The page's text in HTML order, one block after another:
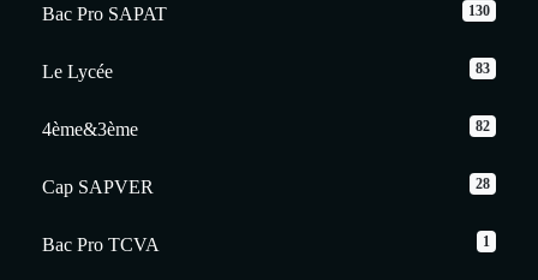
Bac Pro SAPAT 130
Le Lycée 83
4ème&3ème 82
Cap SAPVER 28
Bac Pro TCVA 1